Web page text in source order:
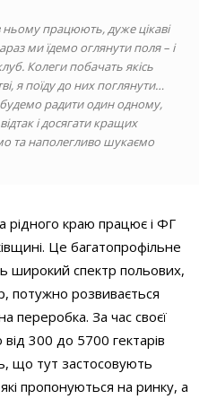
ньому працюють, дуже цікаві
ми їдемо оглянути поля – і
Колеги побачать якісь
я поїду до них поглянути…
радити один одному,
і досягати кращих
та наполегливо шукаємо
рідного краю працює і ФГ
Це багато­профільне
широкий спектр польових,
потужно розвивається
переробка. За час своєї
300 до 5700 гектарів
що тут застосовують
пропонуються на ринку, а